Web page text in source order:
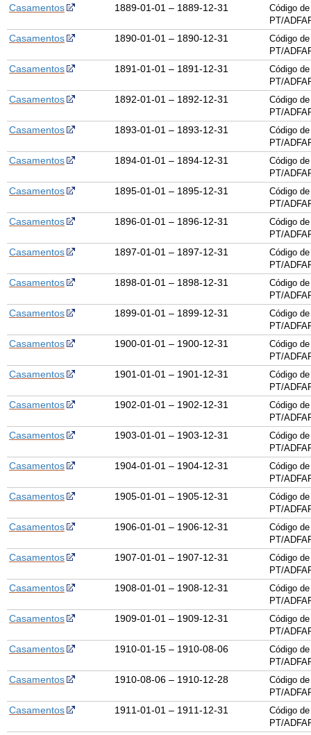
Casamentos 1889-01-01 – 1889-12-31
Código
PT/
Casamentos 1890-01-01 – 1890-12-31
Código
PT/
Casamentos 1891-01-01 – 1891-12-31
Código
PT/
Casamentos 1892-01-01 – 1892-12-31
Código
PT/
Casamentos 1893-01-01 – 1893-12-31
Código
PT/
Casamentos 1894-01-01 – 1894-12-31
Código
PT/
Casamentos 1895-01-01 – 1895-12-31
Código
PT/
Casamentos 1896-01-01 – 1896-12-31
Código
PT/
Casamentos 1897-01-01 – 1897-12-31
Código
PT/
Casamentos 1898-01-01 – 1898-12-31
Código
PT/
Casamentos 1899-01-01 – 1899-12-31
Código
PT/
Casamentos 1900-01-01 – 1900-12-31
Código
PT/
Casamentos 1901-01-01 – 1901-12-31
Código
PT/
Casamentos 1902-01-01 – 1902-12-31
Código
PT/
Casamentos 1903-01-01 – 1903-12-31
Código
PT/
Casamentos 1904-01-01 – 1904-12-31
Código
PT/
Casamentos 1905-01-01 – 1905-12-31
Código
PT/
Casamentos 1906-01-01 – 1906-12-31
Código
PT/
Casamentos 1907-01-01 – 1907-12-31
Código
PT/
Casamentos 1908-01-01 – 1908-12-31
Código
PT/
Casamentos 1909-01-01 – 1909-12-31
Código
PT/
Casamentos 1910-01-15 – 1910-08-06
Código
PT/
Casamentos 1910-08-06 – 1910-12-28
Código
PT/
Casamentos 1911-01-01 – 1911-12-31
Código
PT/